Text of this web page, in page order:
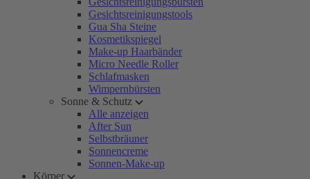
Gesichtsreinigungstools
Gua Sha Steine
Kosmetikspiegel
Make-up Haarbänder
Micro Needle Roller
Schlafmasken
Wimpernbürsten
Sonne & Schutz
Alle anzeigen
After Sun
Selbstbräuner
Sonnencreme
Sonnen-Make-up
Körper